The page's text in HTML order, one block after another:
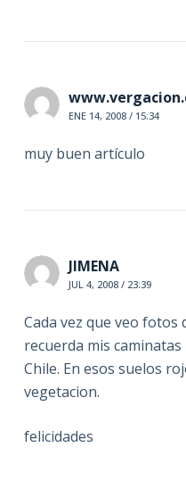
ENE 14, 2008 / 15:34
muy buen artículo
JIMENA
JUL 4, 2008 / 23:39
Cada vez que veo fotos
recuerda mis
Chile. En esos suelos
vegetacion.
felicidades